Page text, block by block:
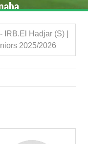
IRB.El Hadjar (S) |
2025/2026